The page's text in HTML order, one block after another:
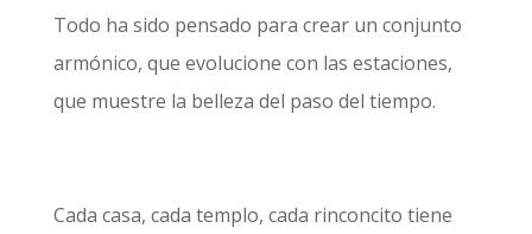
Todo ha sido pensado para crear un conjunto
armónico, que evolucione con las estaciones,
que muestre la belleza del paso del tiempo.
Cada casa, cada templo, cada rinconcito tiene